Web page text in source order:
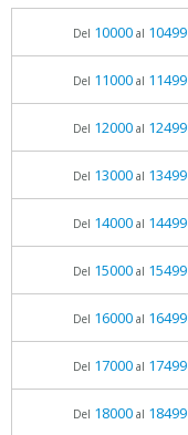
Del 10000al 10499
Del 11000al 11499
Del 12000al 12499
Del 13000al 13499
Del 14000al 14499
Del 15000al 15499
Del 16000al 16499
Del 17000al 17499
Del 18000al 18499